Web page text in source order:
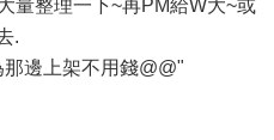
量整理一下~再PM給W大~或
.
邊上架不用錢@@"